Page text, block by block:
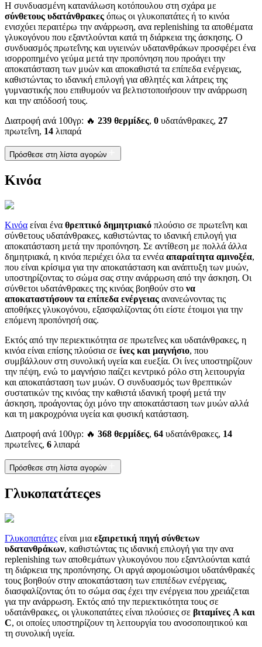
Η συνδυασμένη κατανάλωση κοτόπουλου στη σχάρα με
σύνθετους υδατάνθρακες όπως οι γλυκοπατάτες ή το κινόα
ενισχύει περαιτέρω την ανάρρωση, ανα replenishing τα αποθέματα
γλυκογόνου που εξαντλούνται κατά τη διάρκεια της άσκησης. Ο
συνδυασμός πρωτεΐνης και υγιεινών υδατανθράκων προσφέρει ένα
ισορροπημένο γεύμα μετά την προπόνηση που προάγει την
αποκατάσταση των μυών και αποκαθιστά τα επίπεδα ενέργειας,
καθιστώντας το ιδανική επιλογή για αθλητές και λάτρεις της
γυμναστικής που επιθυμούν να βελτιστοποιήσουν την ανάρρωση
και την απόδοσή τους.
Διατροφή ανά 100γρ: 🔥 239 θερμίδες, 0 υδατάνθρακες, 27
πρωτεΐνη, 14 λιπαρά
Πρόσθεσε στη λίστα αγορών
Κινόα
Κινόα είναι ένα θρεπτικό δημητριακό πλούσιο σε πρωτεΐνη και
σύνθετους υδατάνθρακες, καθιστώντας το ιδανική επιλογή για
αποκατάσταση μετά την προπόνηση. Σε αντίθεση με πολλά άλλα
δημητριακά, η κινόα περιέχει όλα τα εννέα απαραίτητα αμινοξέα,
που είναι κρίσιμα για την αποκατάσταση και ανάπτυξη των μυών,
υποστηρίζοντας το σώμα σας στην ανάρρωση από την άσκηση. Οι
σύνθετοι υδατάνθρακες της κινόας βοηθούν στο να
αποκαταστήσουν τα επίπεδα ενέργειας ανανεώνοντας τις
αποθήκες γλυκογόνου, εξασφαλίζοντας ότι είστε έτοιμοι για την
επόμενη προπόνησή σας.
Εκτός από την περιεκτικότητα σε πρωτεΐνες και υδατάνθρακες, η
κινόα είναι επίσης πλούσια σε ίνες και μαγνήσιο, που
συμβάλλουν στη συνολική υγεία και ευεξία. Οι ίνες υποστηρίζουν
την πέψη, ενώ το μαγνήσιο παίζει κεντρικό ρόλο στη λειτουργία
και αποκατάσταση των μυών. Ο συνδυασμός των θρεπτικών
συστατικών της κινόας την καθιστά ιδανική τροφή μετά την
άσκηση, προάγοντας όχι μόνο την αποκατάσταση των μυών αλλά
και τη μακροχρόνια υγεία και φυσική κατάσταση.
Διατροφή ανά 100γρ: 🔥 368 θερμίδες, 64 υδατάνθρακες, 14
πρωτεΐνες, 6 λιπαρά
Πρόσθεσε στη λίστα αγορών
Γλυκοπατάτεςes
Γλυκοπατάτες είναι μια εξαιρετική πηγή σύνθετων
υδατανθράκων, καθιστώντας τις ιδανική επιλογή για την ανα
replenishing των αποθεμάτων γλυκογόνου που εξαντλούνται κατά
τη διάρκεια της προπόνησης. Οι αργά αφομοιώσιμοι υδατάνθρακές
τους βοηθούν στην αποκατάσταση των επιπέδων ενέργειας,
διασφαλίζοντας ότι το σώμα σας έχει την ενέργεια που χρειάζεται
για την ανάρρωση. Εκτός από την περιεκτικότητα τους σε
υδατάνθρακες, οι γλυκοπατάτες είναι πλούσιες σε βιταμίνες A και
C, οι οποίες υποστηρίζουν τη λειτουργία του ανοσοποιητικού και
τη συνολική υγεία.